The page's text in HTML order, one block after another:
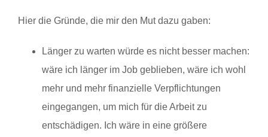
Hier die Gründe, die mir den Mut dazu gaben:
Länger zu warten würde es nicht besser machen:
wäre ich länger im Job geblieben, wäre ich wohl
mehr und mehr finanzielle Verpflichtungen
eingegangen, um mich für die Arbeit zu
entschädigen. Ich wäre in eine größere